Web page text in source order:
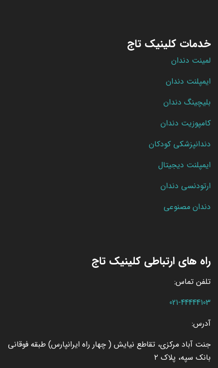
خدمات کلینیک تاج
لمینت دندان
ایمپلنت دندان
بلیچینگ دندان
کامپوزیت دندان
دندانپزشکی کودکان
ایمپلنت دیجیتال
ارتودنسی دندان
دندان مصنوعی
راه های ارتباطی کلینیک تاج
تلفن تماس:
021-44444103
آدرس:
جنت آباد مرکزی، تقاطع نیایش ( چهار راه ایرانپارس) طبقه فوقانی
بانک سپه، پلاک ۲